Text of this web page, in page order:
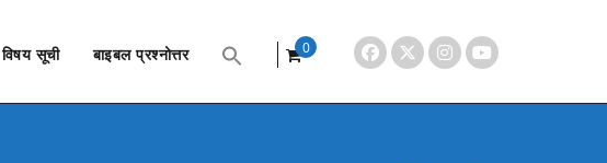
विषय सूची बाइबल प्रश्नोत्तर
0